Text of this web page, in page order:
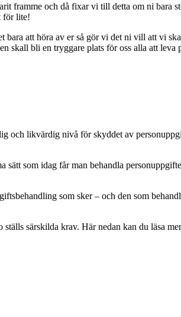
och då fixar vi till detta om ni bara
för lite!
bara att höra av er så gör vi det ni vill att vi
skall bli en tryggare plats för oss alla att leva
och likvärdig nivå för skyddet av
som idag får man behandla
som sker – och den som
särskilda krav. Här nedan kan du läsa